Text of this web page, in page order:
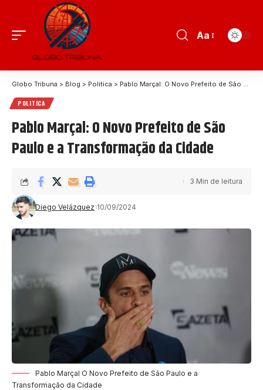
Aa
Globo Tribuna > Blog > Politica > Pablo Marçal: O Novo Prefeito de São Paulo e a Transformação da Cidade
POLITICA
Pablo Marçal: O Novo Prefeito de São
Paulo e a Transformação da Cidade
Diego Velázquez 10/09/2024
3 Min de leitura
Pablo Marçal O Novo Prefeito de São Paulo e a
Transformação da Cidade